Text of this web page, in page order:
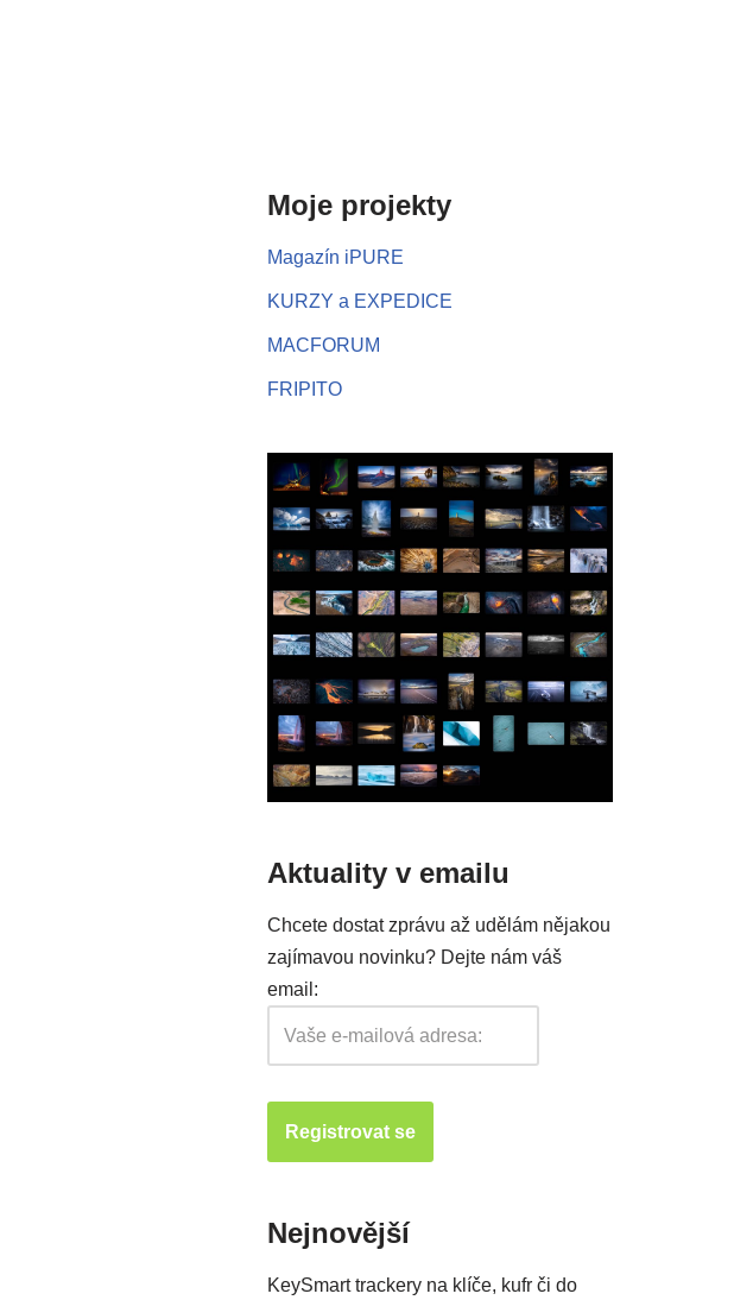
Moje projekty
Magazín iPURE
KURZY a EXPEDICE
MACFORUM
FRIPITO
Aktuality v emailu
Chcete dostat zprávu až udělám nějakou
zajímavou novinku? Dejte nám váš
email:
Nejnovější
KeySmart trackery na klíče, kufr či do